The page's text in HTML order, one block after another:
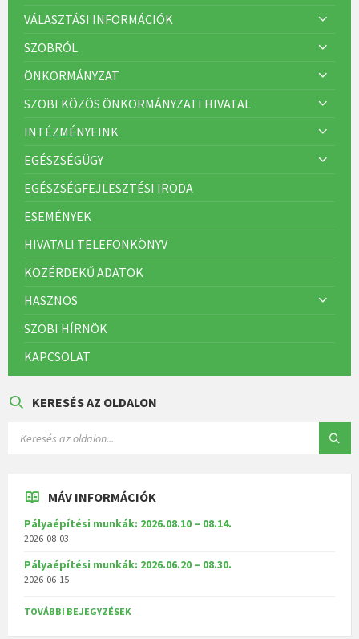
VÁLASZTÁSI INFORMÁCIÓK
SZOBRÓL
ÖNKORMÁNYZAT
SZOBI KÖZÖS ÖNKORMÁNYZATI HIVATAL
INTÉZMÉNYEINK
EGÉSZSÉGÜGY
EGÉSZSÉGFEJLESZTÉSI IRODA
ESEMÉNYEK
HIVATALI TELEFONKÖNYV
KÖZÉRDEKŰ ADATOK
HASZNOS
SZOBI HÍRNÖK
KAPCSOLAT
KERESÉS AZ OLDALON
MÁV INFORMÁCIÓK
Pályaépítési munkák: 2026.08.10 – 08.14.
2026-08-03
Pályaépítési munkák: 2026.06.20 – 08.30.
2026-06-15
TOVÁBBI BEJEGYZÉSEK